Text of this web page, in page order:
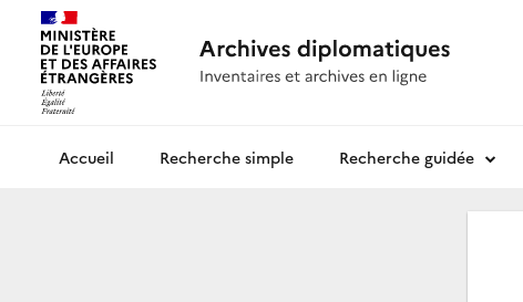
Archives diplomatiquesRecherche simple Recherche guidée